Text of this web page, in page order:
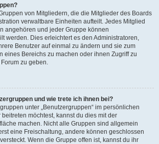
von Mitgliedern, die die Mitglieder des Boards
verwaltbare Einheiten aufteilt. Jedes Mitglied
angehören und jeder Gruppe können
werden. Dies erleichtert es den Administratoren,
Benutzer auf einmal zu ändern und sie zum
eines Bereichs zu machen oder ihnen Zugriff zu
zu geben.
und wie trete ich ihnen bei?
unter „Benutzergruppen“ im persönlichen
möchtest, kannst du dies mit der
machen. Nicht alle Gruppen sind allgemein
eine Freischaltung, andere können geschlossen
Wenn die Gruppe offen ist, kannst du ihr